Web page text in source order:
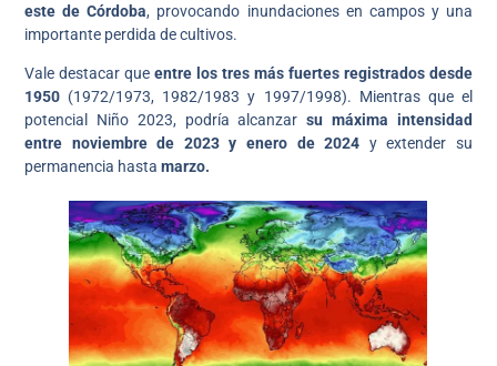
este de Córdoba, provocando inundaciones en campos y una
importante perdida de cultivos.
Vale destacar queentre los tres más fuertes registrados desde
1950 (1972/1973, 1982/1983 y 1997/1998). Mientras que el
potencial Niño 2023, podría alcanzarsu máxima intensidad
entre noviembre de 2023 y enero de 2024 y extender su
permanencia hastamarzo.